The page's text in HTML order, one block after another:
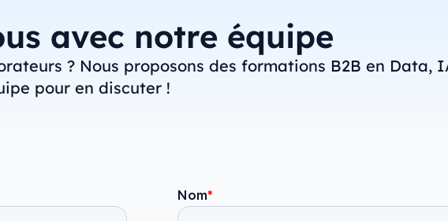
avec notre équipe
? Nous proposons des formations B2B en Data,
pour en discuter !